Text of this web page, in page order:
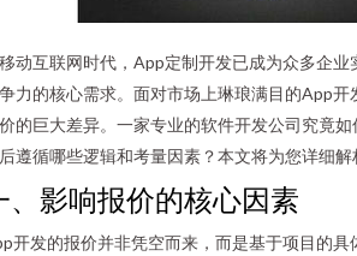
动互联网时代，App定制开发已成为众多企
力的核心需求。面对市场上琳琅满目的App
的巨大差异。一家专业的软件开发公司究竟
遵循哪些逻辑和考量因素？本文将为您详细解
、影响报价的核心因素
开发的报价并非凭空而来，而是基于项目的